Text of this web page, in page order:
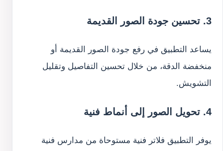
3. تحسين جودة الصور القديمة
يساعد التطبيق في رفع جودة الصور القديمة أو
منخفضة الدقة، من خلال تحسين التفاصيل وتقليل
التشويش.
4. تحويل الصور إلى أنماط فنية
يوفر التطبيق فلاتر فنية مستوحاة من مدارس فنية